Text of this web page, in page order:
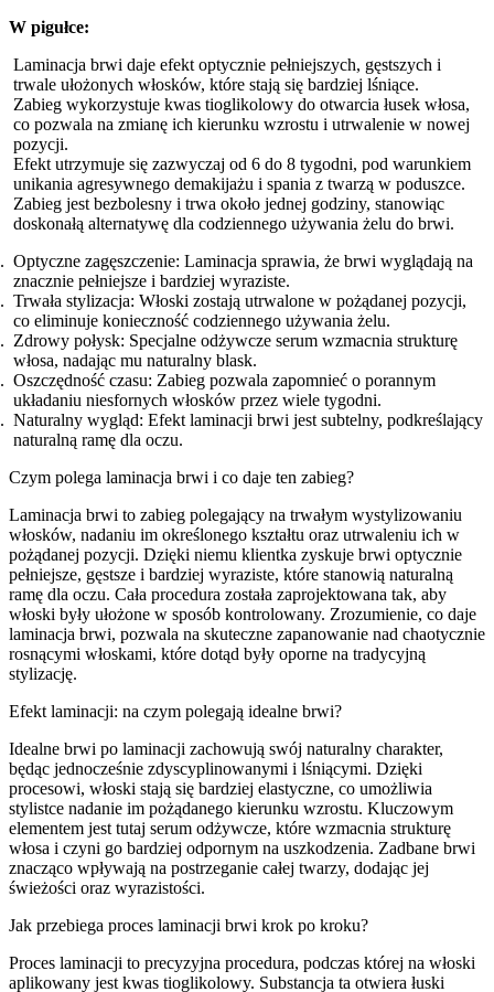
W pigułce:
Laminacja brwi daje efekt optycznie pełniejszych, gęstszych i
trwale ułożonych włosków, które stają się bardziej lśniące.
Zabieg wykorzystuje kwas tioglikolowy do otwarcia łusek włosa,
co pozwala na zmianę ich kierunku wzrostu i utrwalenie w nowej
pozycji.
Efekt utrzymuje się zazwyczaj od 6 do 8 tygodni, pod warunkiem
unikania agresywnego demakijażu i spania z twarzą w poduszce.
Zabieg jest bezbolesny i trwa około jednej godziny, stanowiąc
doskonałą alternatywę dla codziennego używania żelu do brwi.
Optyczne zagęszczenie: Laminacja sprawia, że brwi wyglądają na
znacznie pełniejsze i bardziej wyraziste.
Trwała stylizacja: Włoski zostają utrwalone w pożądanej pozycji,
co eliminuje konieczność codziennego używania żelu.
Zdrowy połysk: Specjalne odżywcze serum wzmacnia strukturę
włosa, nadając mu naturalny blask.
Oszczędność czasu: Zabieg pozwala zapomnieć o porannym
układaniu niesfornych włosków przez wiele tygodni.
Naturalny wygląd: Efekt laminacji brwi jest subtelny, podkreślający
naturalną ramę dla oczu.
Czym polega laminacja brwi i co daje ten zabieg?
Laminacja brwi to zabieg polegający na trwałym wystylizowaniu
włosków, nadaniu im określonego kształtu oraz utrwaleniu ich w
pożądanej pozycji. Dzięki niemu klientka zyskuje brwi optycznie
pełniejsze, gęstsze i bardziej wyraziste, które stanowią naturalną
ramę dla oczu. Cała procedura została zaprojektowana tak, aby
włoski były ułożone w sposób kontrolowany. Zrozumienie, co daje
laminacja brwi, pozwala na skuteczne zapanowanie nad chaotycznie
rosnącymi włoskami, które dotąd były oporne na tradycyjną
stylizację.
Efekt laminacji: na czym polegają idealne brwi?
Idealne brwi po laminacji zachowują swój naturalny charakter,
będąc jednocześnie zdyscyplinowanymi i lśniącymi. Dzięki
procesowi, włoski stają się bardziej elastyczne, co umożliwia
stylistce nadanie im pożądanego kierunku wzrostu. Kluczowym
elementem jest tutaj serum odżywcze, które wzmacnia strukturę
włosa i czyni go bardziej odpornym na uszkodzenia. Zadbane brwi
znacząco wpływają na postrzeganie całej twarzy, dodając jej
świeżości oraz wyrazistości.
Jak przebiega proces laminacji brwi krok po kroku?
Proces laminacji to precyzyjna procedura, podczas której na włoski
aplikowany jest kwas tioglikolowy. Substancja ta otwiera łuski